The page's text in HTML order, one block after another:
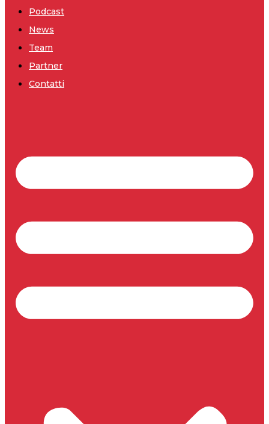
Podcast
News
Team
Partner
Contatti